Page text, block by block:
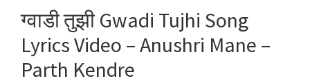
ग्वाडी तुझी Gwadi Tujhi Song
Lyrics Video – Anushri Mane –
Parth Kendre